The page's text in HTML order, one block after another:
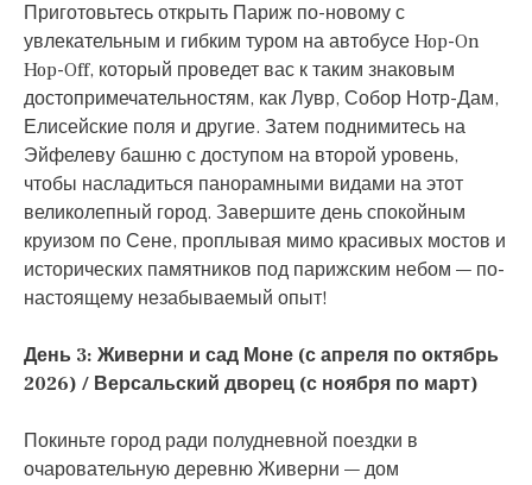
Приготовьтесь открыть Париж по-новому с
увлекательным и гибким туром на автобусе Hop-On
Hop-Off, который проведет вас к таким знаковым
достопримечательностям, как Лувр, Собор Нотр-Дам,
Елисейские поля и другие. Затем поднимитесь на
Эйфелеву башню с доступом на второй уровень,
чтобы насладиться панорамными видами на этот
великолепный город. Завершите день спокойным
круизом по Сене, проплывая мимо красивых мостов и
исторических памятников под парижским небом — по-
настоящему незабываемый опыт!
День 3: Живерни и сад Моне (с апреля по октябрь
2026) / Версальский дворец (с ноября по март)
Покиньте город ради полудневной поездки в
очаровательную деревню Живерни — дом